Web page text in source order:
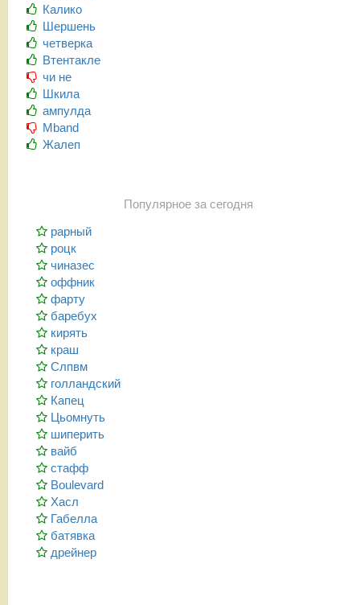
Калико
Шершень
четверка
Втентакле
чи не
Шкила
ампулда
Mband
Жалеп
Популярное за сегодня
рарный
роцк
чиназес
оффник
фарту
баребух
кирять
краш
Слпвм
голландский
Капец
Цьомнуть
шиперить
вайб
стафф
Boulevard
Хасл
Габелла
батявка
дрейнер